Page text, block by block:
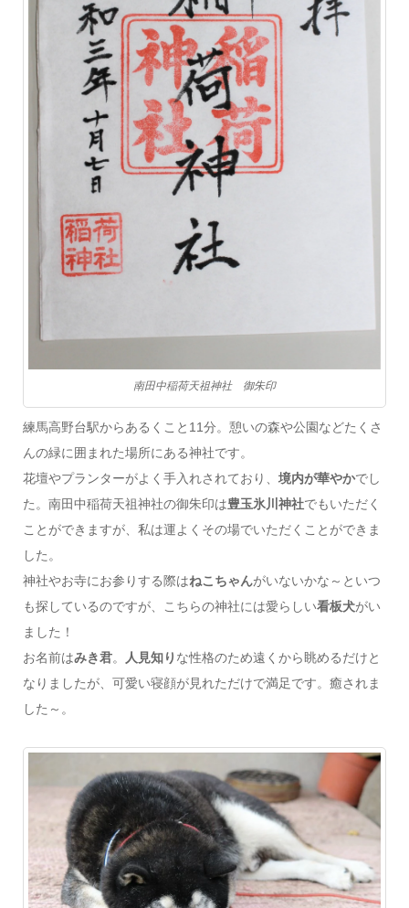
南田中稲荷天祖神社 御朱印
練馬高野台駅からあるくこと11分。憩いの森や公園などたくさ
んの緑に囲まれた場所にある神社です。
花壇やプランターがよく手入れされており、 境内が華やかでし
た。南田中稲荷天祖神社の御朱印は豊玉氷川神社でもいただく
ことができますが、私は運よくその場でいただくことができま
した。
神社やお寺にお参りする際はねこちゃんがいないかな～といつ
も探しているのですが、こちらの神社には愛らしい看板犬がい
ました！
お名前はみき君。 人見知り な性格のため遠くから眺めるだけと
なりましたが、可愛い寝顔が見れただけで満足です。癒されま
した～。